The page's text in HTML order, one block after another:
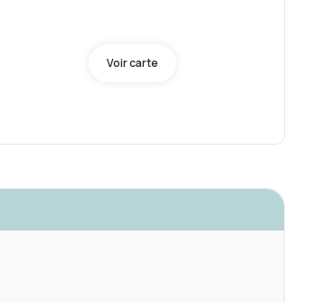
Voir carte